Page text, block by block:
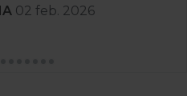
02 feb. 2026